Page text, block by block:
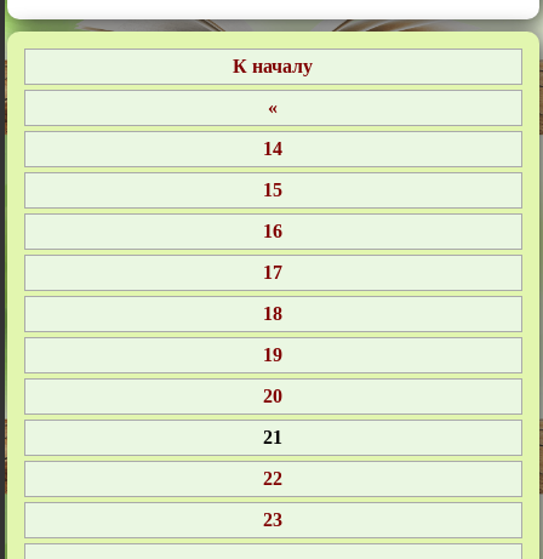
14
15
16
17
18
19
20
21
22
23